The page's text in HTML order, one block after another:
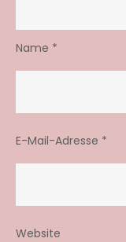
Name *
E-Mail-Adresse *
Website